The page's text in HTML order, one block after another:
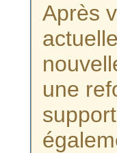
Après
une